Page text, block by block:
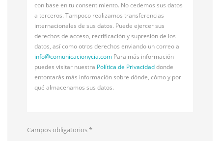
con base en tu consentimiento. No cedemos sus datos
a terceros. Tampoco realizamos transferencias
internacionales de sus datos. Puede ejercer sus
derechos de acceso, rectificación y supresión de los
datos, así como otros derechos enviando un correo a
info@comunicacionycia.com Para más información
puedes visitar nuestra Política de Privacidaddonde
entontarás más información sobre dónde, cómo y por
qué almacenamos sus datos.
Campos obligatorios*